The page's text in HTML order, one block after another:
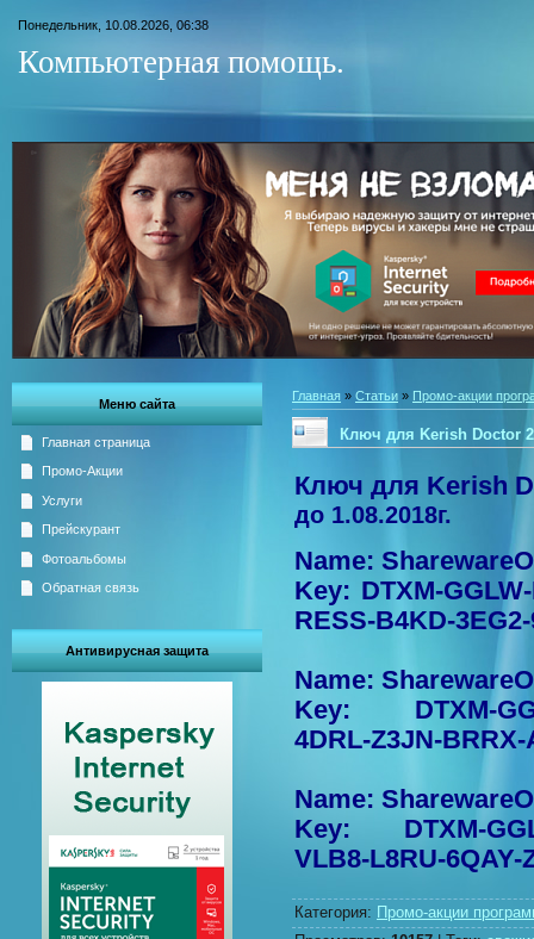
Понедельник, 10.08.2026, 06:38
Компьютерная помощь.
Меню сайта
Главная страница
Промо-Акции
Услуги
Прейскурант
Фотоальбомы
Обратная связь
Антивирусная защита
Главная » Статьи » Промо-акции
Ключ для Kerish Doctor
Ключ для Kerish
до 1.08.2018г.
Name:
Key: DTXM-
RESS-B4KD-
Name:
Key: DTXM-
4DRL-Z3JN-
Name:
Key: DTXM-
VLB8-L8RU-6QAY-
Категория: Промо-акции